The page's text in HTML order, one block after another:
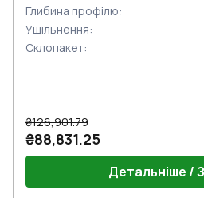
Глибина профілю:
Ущільнення:
Склопакет:
₴126,901.79
₴88,831.25
Детальніше /